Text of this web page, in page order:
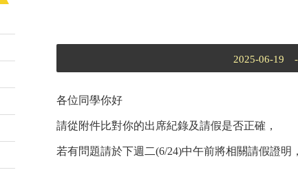
2025-06-19 -
各位同學你好
請從附件比對你的出席紀錄及請假是否正確，
若有問題請於下週二(6/24)中午前將相關請假證明